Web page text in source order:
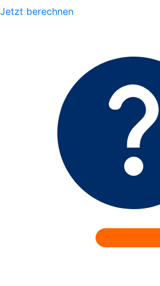
Jetzt berechnen